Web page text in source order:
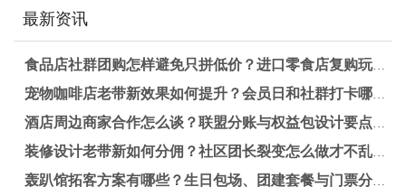
最新资讯
食品店社群团购怎样避免只拼低价？进口零食店复购玩法拆解
宠物咖啡店老带新效果如何提升？会员日和社群打卡哪种更适合长期锁客
酒店周边商家合作怎么谈？联盟分账与权益包设计要点解析
装修设计老带新如何分佣？社区团长裂变怎么做才不乱账？
轰趴馆拓客方案有哪些？生日包场、团建套餐与门票分销怎么做更有效